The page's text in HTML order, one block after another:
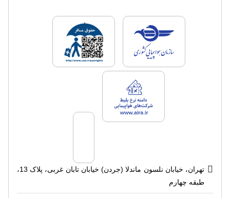
لایسنس های فروش سفرتاپلایسنس های
لایسنس های فروش سفرتاپ
تهران، خیابان نلسون ماندلا (جردن) خیابان تابان غربی، پلاک 13،
طبقه چهارم